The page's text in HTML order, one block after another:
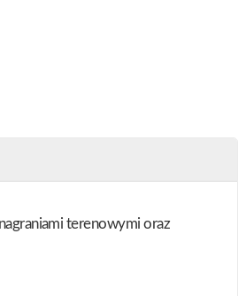
terenowymi oraz